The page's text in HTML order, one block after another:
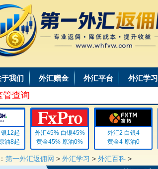
于我们 外汇赠金 外汇平台 外汇学习
管查询
12起
8起
外汇45% 白银45%
黄金45% 原油0%
外汇2 白银4
黄金4 原油0
第一外汇返佣网 > 外汇学习 > 外汇百科 >